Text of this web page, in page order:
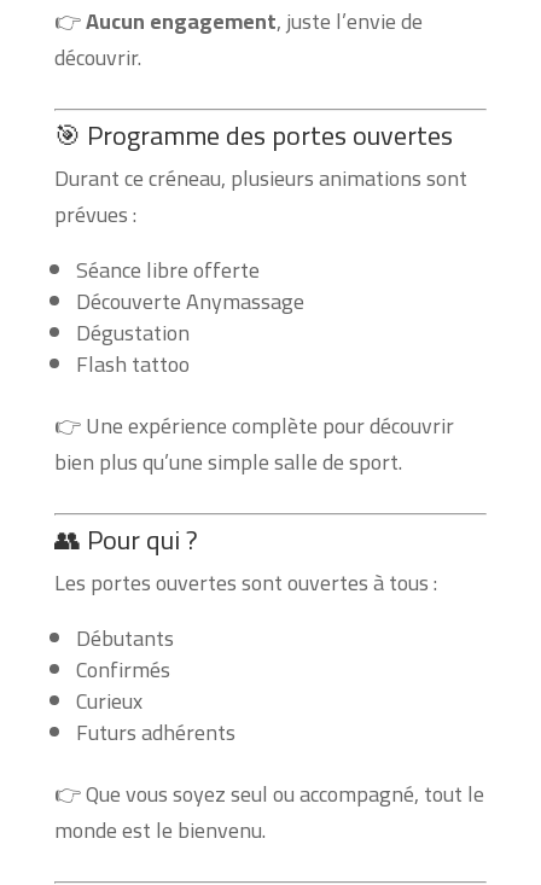
👉Aucun engagement, juste l’envie de
découvrir.
🎯 Programme des portes ouvertes
Durant ce créneau, plusieurs animations sont
prévues :
Séance libre offerte
Découverte Anymassage
Dégustation
Flash tattoo
👉 Une expérience complète pour découvrir
bien plus qu’une simple salle de sport.
👥 Pour qui ?
Les portes ouvertes sont ouvertes à tous :
Débutants
Confirmés
Curieux
Futurs adhérents
👉 Que vous soyez seul ou accompagné, tout le
monde est le bienvenu.